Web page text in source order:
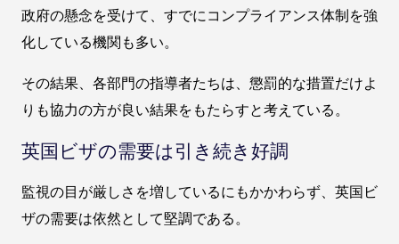
政府の懸念を受けて、すでにコンプライアンス体制を強
化している機関も多い。
その結果、各部門の指導者たちは、懲罰的な措置だけよ
りも協力の方が良い結果をもたらすと考えている。
英国ビザの需要は引き続き好調
監視の目が厳しさを増しているにもかかわらず、英国ビ
ザの需要は依然として堅調である。